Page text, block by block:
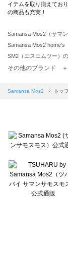
イテムを取り揃えてお
の商品も充実！
Samansa Mos2（サマ
Samansa Mos2 home's
SM2（エスエムツー）
TSUHARU by
Samansa Mos2 blue（
sō4ū（ソウフォーユー
Te chichi（テチチ）の
Te chichi CLASSIC（
Lugnoncure（ルノンキ
BETTY'S BLUE（べテ
Wpc.（ワールドパーテ
その他のブランド ＋
Samansa Mos2 トッ